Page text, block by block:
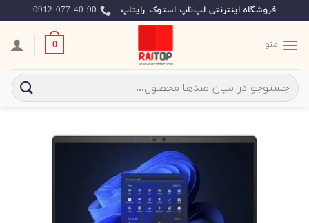
to
content
فروشگاه اینترنتی لپ‌تاپ استوک رایتاپ 0912-077-40-90
منو 0
جستجو
برای: